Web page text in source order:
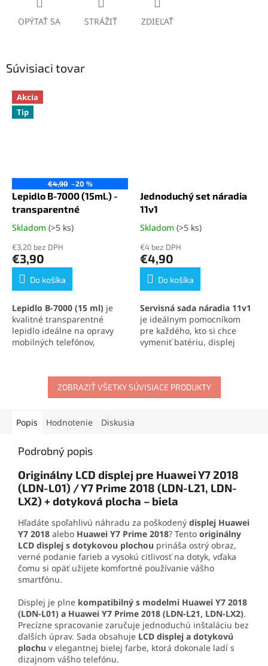
OPÝTAŤ SA STRÁŽIŤ ZDIEĽAŤ
Súvisiaci tovar
Akcia
Tip
€4,90 –20 %
Lepidlo B-7000 (15ml.) -
transparentné
Priemerné
produktu
je
5,0
hviezdičiek.
Skladom (>5 ks)
€3,20 bez DPH
€3,90
Do košíka
Lepidlo B-7000 (15 ml) je
kvalitné transparentné
lepidlo ideálne na opravy
mobilných telefónov,
no pružný spoj, ktorý
odoláva otrasom, vode aj
oderu. Vďaka presnej
jednoducho nanáša aj na
Jednoduchý set náradia
11v1
Priemerné
produktu
je
5,0
hviezdičiek.
Skladom (>5 ks)
€4 bez DPH
€4,90
Do košíka
Servisná sada náradia 11v1
je ideálnym pomocníkom
pre každého, kto si chce
vymeniť batériu, displej
Obsahuje skrutkovače,
otváracie nástroje, prísavku
aj vyberač SIM karty. Vďaka
ZOBRAZIŤ VŠETKY SÚVISIACE PRODUKTY
Popis Hodnotenie Diskusia
Podrobný popis
Originálny LCD displej pre Huawei Y7 2018
(LDN-L01) / Y7 Prime 2018 (LDN-L21, LDN-
LX2) + dotyková plocha – biela
Hľadáte spoľahlivú náhradu za poškodený displej Huawei
Y7 2018 alebo Huawei Y7 Prime 2018? Tento originálny
LCD displej s dotykovou plochou prináša ostrý obraz,
verné podanie farieb a vysokú citlivosť na dotyk, vďaka
čomu si opäť užijete komfortné používanie vášho
smartfónu.
Displej je plne kompatibilný s modelmi Huawei Y7 2018
(LDN-L01) a Huawei Y7 Prime 2018 (LDN-L21, LDN-LX2).
Precízne spracovanie zaručuje jednoduchú inštaláciu bez
ďalších úprav. Sada obsahuje LCD displej a dotykovú
plochu v elegantnej bielej farbe, ktorá dokonale ladí s
dizajnom vášho telefónu.